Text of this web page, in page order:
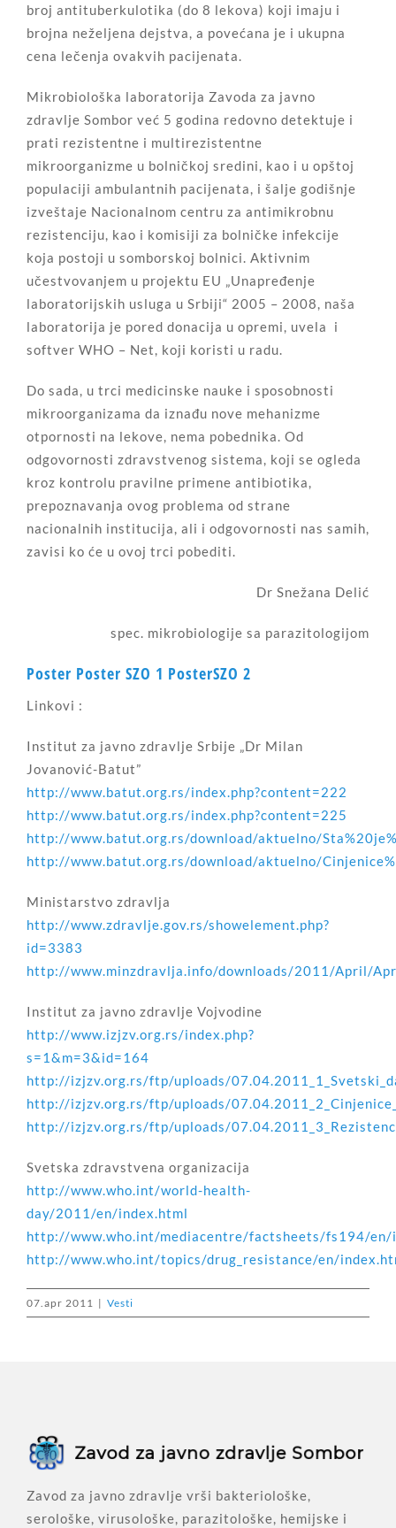
broj antituberkulotika (do 8 lekova) koji imaju i
brojna neželjena dejstva, a povećana je i ukupna
cena lečenja ovakvih pacijenata.
Mikrobiološka laboratorija Zavoda za javno
zdravlje Sombor već 5 godina redovno detektuje i
prati rezistentne i multirezistentne
mikroorganizme u bolničkoj sredini, kao i u opštoj
populaciji ambulantnih pacijenata, i šalje godišnje
izveštaje Nacionalnom centru za antimikrobnu
rezistenciju, kao i komisiji za bolničke infekcije
koja postoji u somborskoj bolnici. Aktivnim
učestvovanjem u projektu EU „Unapređenje
laboratorijskih usluga u Srbiji“ 2005 – 2008, naša
laboratorija je pored donacija u opremi, uvela i
softver WHO – Net, koji koristi u radu.
Do sada, u trci medicinske nauke i sposobnosti
mikroorganizama da iznađu nove mehanizme
otpornosti na lekove, nema pobednika. Od
odgovornosti zdravstvenog sistema, koji se ogleda
kroz kontrolu pravilne primene antibiotika,
prepoznavanja ovog problema od strane
nacionalnih institucija, ali i odgovornosti nas samih,
zavisi ko će u ovoj trci pobediti.
Dr Snežana Delić
spec. mikrobiologije sa parazitologijom
Poster Poster SZO 1 PosterSZO 2
Linkovi :
Institut za javno zdravlje Srbije „Dr Milan
Jovanović-Batut”
http://www.batut.org.rs/index.php?content=222
http://www.batut.org.rs/index.php?content=225
http://www.batut.org.rs/download/aktuelno/
http://www.batut.org.rs/download/aktuelno/
Ministarstvo zdravlja
http://www.zdravlje.gov.rs/showelement.php?
id=3383
http://www.minzdravlja.info/downloads/2011/April/
Institut za javno zdravlje Vojvodine
http://www.izjzv.org.rs/index.php?
s=1&m=3&id=164
http://izjzv.org.rs/ftp/uploads/
http://izjzv.org.rs/ftp/uploads/
http://izjzv.org.rs/ftp/uploads/
Svetska zdravstvena organizacija
http://www.who.int/world-health-
day/2011/en/index.html
http://www.who.int/mediacentre/factsheets/fs194/en/
http://www.who.int/topics/drug_resistance/en/
07.apr 2011 | Vesti
Zavod za javno zdravlje vrši bakteriološke,
serološke, virusološke, parazitološke, hemijske i